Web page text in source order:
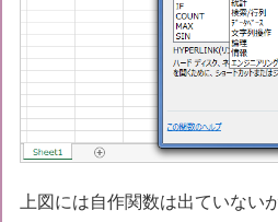
上図には自作関数は出ていない